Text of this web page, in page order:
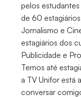
pelos
de 60
Jornalismo e
estagiários dos
Publicidade e
Temos até
a TV Unifor está
conversar